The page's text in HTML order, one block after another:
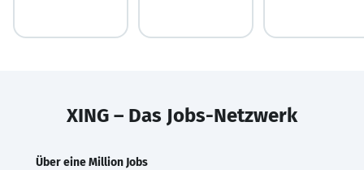
XING – Das Jobs-Netzwerk
Über eine Million Jobs